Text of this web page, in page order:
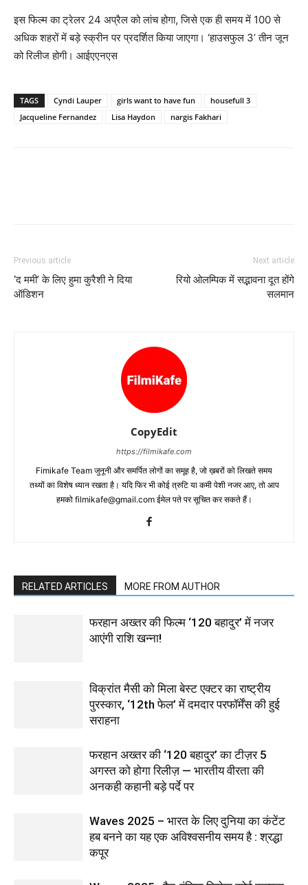
इस फिल्म का ट्रेलर 24 अप्रैल को लांच होगा, जिसे एक ही समय में 100 से
अधिक शहरों में बड़े स्क्रीन पर प्रदर्शित किया जाएगा। ‘हाउसफुल 3’ तीन जून
को रिलीज होगी। आईएएनएस
TAGS Cyndi Lauper girls want to have fun
housefull 3
Jacqueline Fernandez
Lisa Haydon nargis Fakhari
Previous article
‘द ममी’ के लिए हुमा कुरैशी ने दिया
ऑडिशन
Next article
रियो ओलम्पिक में सद्भावना दूत होंगे
सलमान
CopyEdit
https://filmikafe.com
Fimikafe Team जुनूनी और समर्पित लोगों का समूह है, जो ख़बरों को लिखते समय
तथ्‍यों का विशेष ध्‍यान रखता है। यदि फिर भी कोई त्रुटि या कमी पेशी नजर आए, तो आप
हमको filmikafe@gmail.com ईमेल पते पर सूचित कर सकते हैं।
RELATED ARTICLES MORE FROM AUTHOR
फरहान अख्तर की फिल्म ‘120 बहादुर’ में नजर
आएंगी राशि खन्ना!
विक्रांत मैसी को मिला बेस्ट एक्टर का राष्ट्रीय
पुरस्कार, ‘12th फेल’ में दमदार परफॉर्मेंस की हुई
सराहना
फरहान अख्तर की ‘120 बहादुर’ का टीज़र 5
अगस्त को होगा रिलीज़ — भारतीय वीरता की
अनकही कहानी बड़े पर्दे पर
Waves 2025 – भारत के लिए दुनिया का कंटेंट
हब बनने का यह एक अविश्वसनीय समय है : श्रद्धा
कपूर